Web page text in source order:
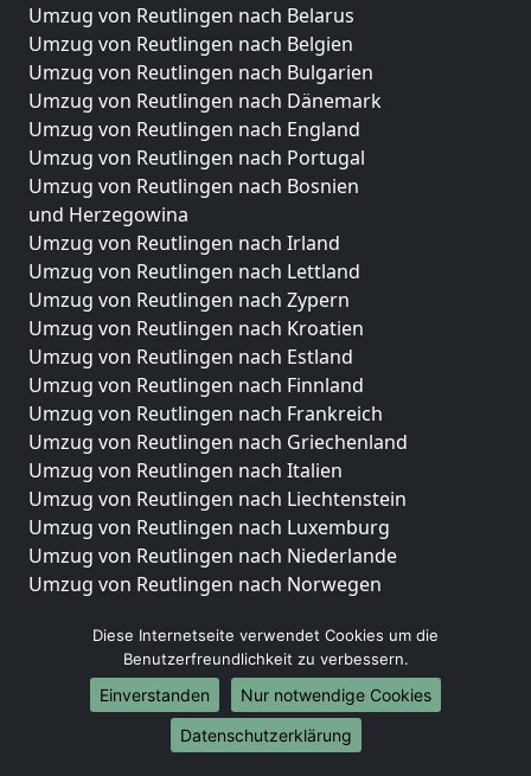
Umzug von Reutlingen nach Belarus
Umzug von Reutlingen nach Belgien
Umzug von Reutlingen nach Bulgarien
Umzug von Reutlingen nach Dänemark
Umzug von Reutlingen nach England
Umzug von Reutlingen nach Portugal
Umzug von Reutlingen nach Bosnien
und Herzegowina
Umzug von Reutlingen nach Irland
Umzug von Reutlingen nach Lettland
Umzug von Reutlingen nach Zypern
Umzug von Reutlingen nach Kroatien
Umzug von Reutlingen nach Estland
Umzug von Reutlingen nach Finnland
Umzug von Reutlingen nach Frankreich
Umzug von Reutlingen nach Griechenland
Umzug von Reutlingen nach Italien
Umzug von Reutlingen nach Liechtenstein
Umzug von Reutlingen nach Luxemburg
Umzug von Reutlingen nach Niederlande
Umzug von Reutlingen nach Norwegen
Umzüge-Deutschlandweit
Umzug von Reutlingen nach Berlin
Umzug von Reutlingen nach Hamburg
Umzug von Reutlingen nach München
Umzug von Reutlingen nach Köln
Diese Internetseite verwendet Cookies um die
Benutzerfreundlichkeit zu verbessern.
Einverstanden
Nur notwendige Cookies
Datenschutzerklärung